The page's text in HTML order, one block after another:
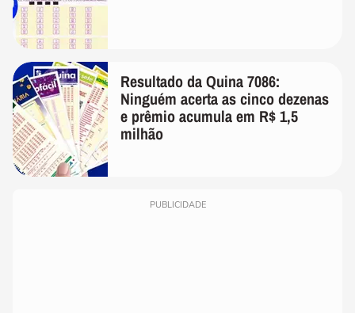
Resultado da Quina 7086:
Ninguém acerta as cinco dezenas
e prêmio acumula em R$ 1,5
milhão
PUBLICIDADE